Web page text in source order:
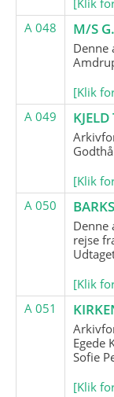
A 048
M/S
Denne
[Klik
A 049
[Klik
A 050
Denne
rejse
[Klik
A 051
Egede
Sofie
[Klik